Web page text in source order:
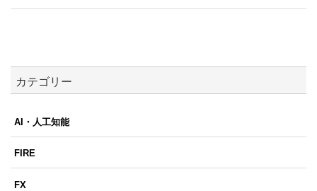
カテゴリー
AI・人工知能
FIRE
FX